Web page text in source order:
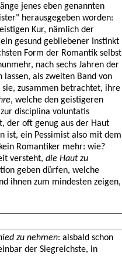
jenes eben genannten
herausgegeben worden:
Kur, nämlich der
gesund gebliebener Instinkt
Form der Romantik selbst
nach sechs Jahren der
als zweiten Band von
zusammen betrachtet, ihre
, welche den geistigeren
disciplina voluntatis
der oft genug aus der Haut
ist, ein Pessimist also mit dem
Romantiker mehr: wie?
versteht, die Haut zu
geben dürfen, welche
ihnen zum mindesten zeigen,
zu nehmen: alsbald schon
der Siegreichste, in